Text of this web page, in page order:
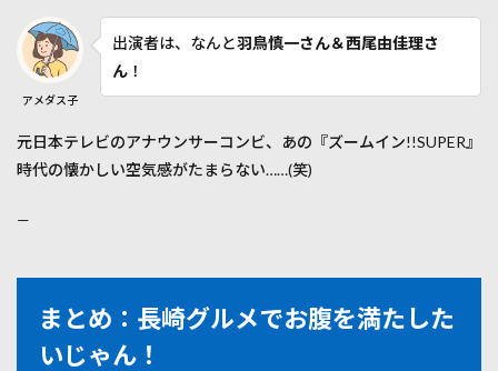
アメダス子
出演者は、なんと羽鳥慎一さん＆西尾由佳理さ
ん ！
元日本テレビのアナウンサーコンビ、あの『ズームイン!!SUPER』
時代の懐かしい空気感がたまらない……(笑)
—
まとめ：長崎グルメでお腹を満たした
いじゃん！